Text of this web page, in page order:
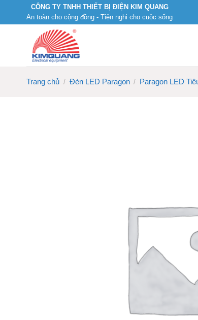
CÔNG TY TNHH THIẾT BỊ ĐIỆN KIM QUANG
An toàn cho cộng đồng - Tiện nghi cho cuộc sống
Trang chủ / Đèn LED Paragon / Paragon LED